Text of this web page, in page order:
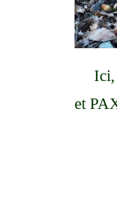
Ici,
et